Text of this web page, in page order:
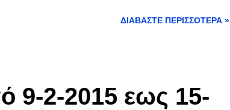
ΔΙΑΒΆΣΤΕ ΠΕΡΙΣΣΌΤΕΡΑ »
9-2-2015 εως 15-